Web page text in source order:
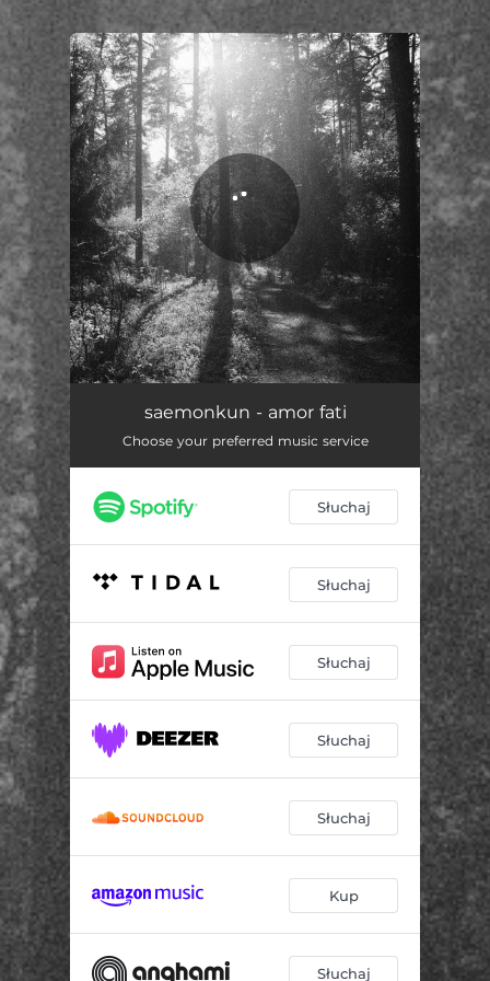
You're all set!
amor fatisaemonkun - amor fati
Choose your preferred music service
Słuchaj
Słuchaj
Słuchaj
Słuchaj
Słuchaj
Kup
Słuchaj